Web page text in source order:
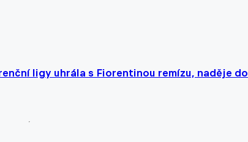
ligy uhrála s Fiorentinou remízu, naděje do